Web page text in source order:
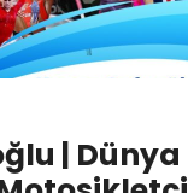
| Dünya